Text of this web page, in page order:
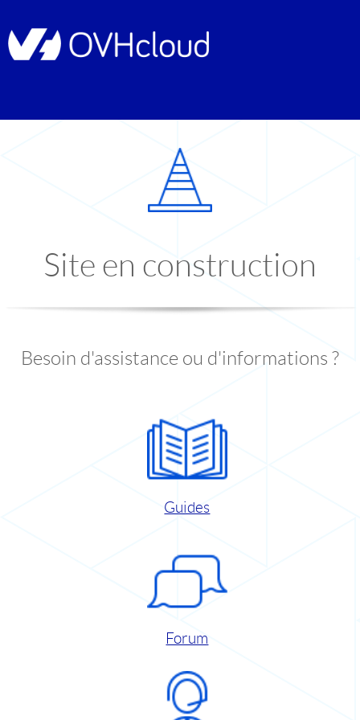
Site en construction
Besoin d'assistance ou d'informations ?
Guides
Forum